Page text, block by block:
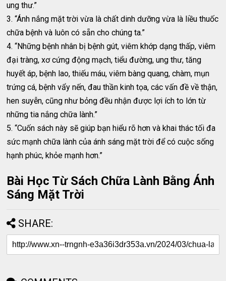
ung thư.”
3. “Ánh nắng mặt trời vừa là chất dinh dưỡng vừa là liều thuốc
chữa bệnh và luôn có sẵn cho chúng ta.”
4. “Những bệnh nhân bị bệnh gút, viêm khớp dạng thấp, viêm
đại tràng, xơ cứng động mạch, tiểu đường, ung thư, tăng
huyết áp, bệnh lao, thiếu máu, viêm bàng quang, chàm, mụn
trứng cá, bệnh vẩy nến, đau thần kinh tọa, các vấn đề về thận,
hen suyễn, cũng như bỏng đều nhận được lợi ích to lớn từ
những tia nắng chữa lành.”
5. “Cuốn sách này sẽ giúp bạn hiểu rõ hơn và khai thác tối đa
sức mạnh chữa lành của ánh sáng mặt trời để có cuộc sống
hạnh phúc, khỏe mạnh hơn.”
Bài Học Từ Sách Chữa Lành Bằng Ánh
Sáng Mặt Trời
SHARE: